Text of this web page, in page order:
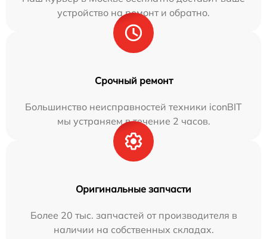
устройство на ремонт и обратно.
Срочный ремонт
Большинство неисправностей техники iconBIT
мы устраняем в течение 2 часов.
Оригинальные запчасти
Более 20 тыс. запчастей от производителя в
наличии на собственных складах.